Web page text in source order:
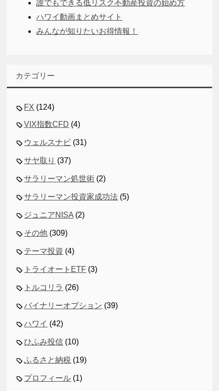
誰でもできる低リスク不動産投資の始め方
ハワイ動画まとめサイト
みんなが知りたいお得情報！
カテゴリー
FX (124)
VIX指数CFD (4)
ウェルスナビ (31)
サヤ取り (37)
サラリーマン処世術 (2)
サラリーマン投資家成功法 (5)
ジュニアNISA (2)
その他 (309)
テーマ投資 (4)
トライオートETF (3)
トルコリラ (26)
バイナリーオプション (39)
ハワイ (42)
ひふみ投信 (10)
ふるさと納税 (19)
プロフィール (1)